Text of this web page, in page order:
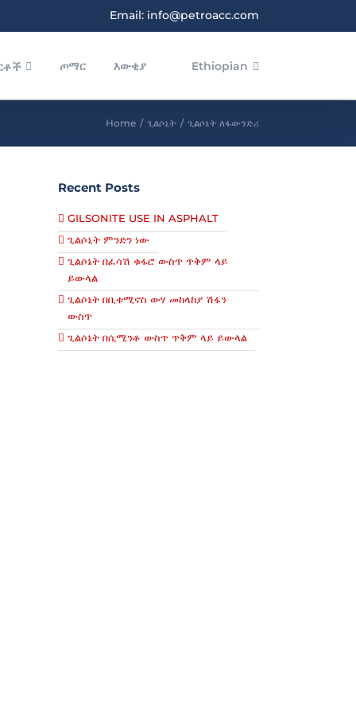
Email: info@petroacc.com
ጦማር እውቂያ Ethiopian
Home / ጊልሶኒት / ጊልሶኔት ለፋውንድሪ
Recent Posts
GILSONITE USE IN ASPHALT
ጊልሶኒት ምንድን ነው
ጊልሶኔት በፈሳሽ ቁፋሮ ውስጥ ጥቅም ላይ
ይውላል
ጊልሶኔት በቢቱሚኖስ ውሃ መከላከያ ሽፋን
ውስጥ
ጊልሶኔት በሲሚንቶ ውስጥ ጥቅም ላይ ይውላል